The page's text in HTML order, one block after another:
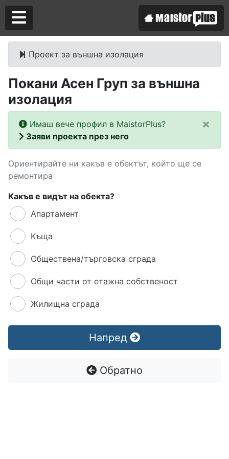
Проект за външна изолация
Покани Асен Груп за външна
изолация
Имаш вече профил в MaistorPlus?
Заяви проекта през него
×
Ориентирайте ни какъв е обектът, който ще се
ремонтира
Какъв е видът на обекта?
Апартамент
Къща
Обществена/търговска сграда
Общи части от етажна собственост
Жилищна сграда
Напред
Обратно
Аз съм майстор